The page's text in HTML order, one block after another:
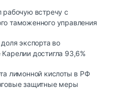
встречу с
таможенного управления
экспорта во
достигла 93,6%
лимонной кислоты в РФ
защитные меры